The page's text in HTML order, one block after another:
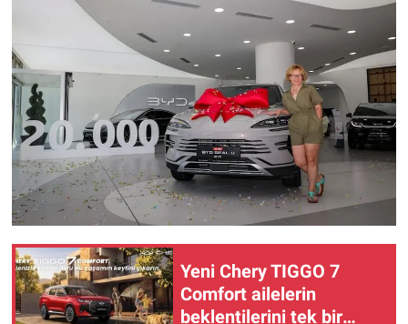
Yeni Chery TIGGO 7
Comfort ailelerin
beklentilerini tek bir